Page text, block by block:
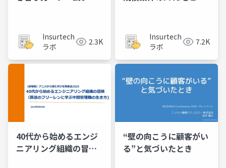
Insurtech
ラボ
2.3K
Insurtech
ラボ
7.2K
40代から始めるエンジ
ニアリング組織の冒険
“壁の向こうに顧客がい
る”と気づいたとき